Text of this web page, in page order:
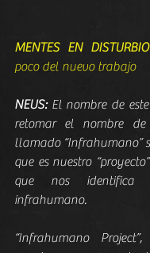
MENTES EN
poco del nuevo trabajo
NEUS: El nombre de
retomar el nombre de
llamado “Infrahumano”
que es nuestro
que nos
infrahumano.
“Infrahumano